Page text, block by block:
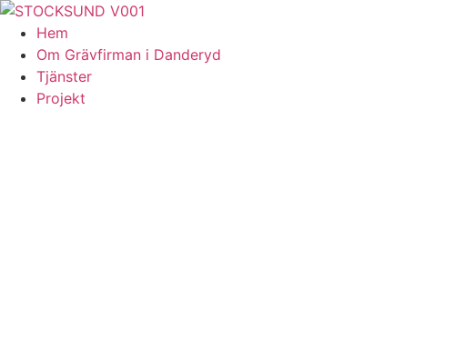
Skip
content
Hem
Om Grävfirman i Danderyd
Tjänster
Projekt